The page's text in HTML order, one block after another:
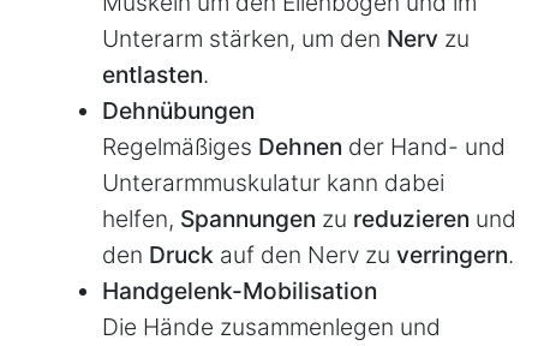
Unterarm stärken, um den Nerv zu
entlasten.
Dehnübungen
Regelmäßiges Dehnen der Hand- und
Unterarmmuskulatur kann dabei
helfen, Spannungen zu reduzieren und
den Druck auf den Nerv zu verringern.
Handgelenk-Mobilisation
Die Hände zusammenlegen und